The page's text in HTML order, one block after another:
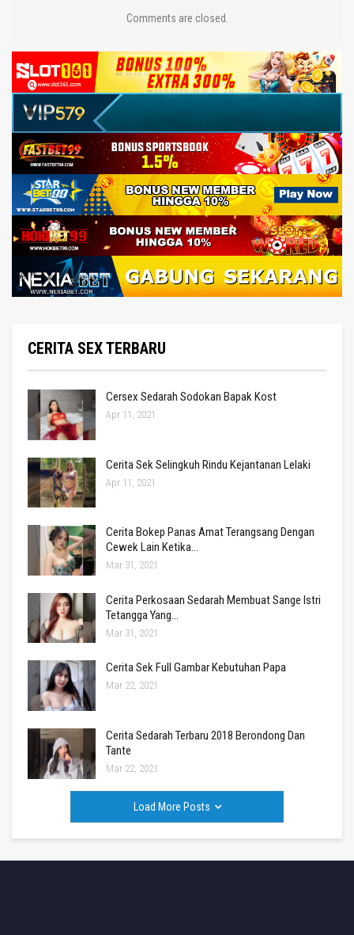
Comments are closed.
CERITA SEX TERBARU
Cersex Sedarah Sodokan Bapak Kost
Apr 11, 2021
Cerita Sek Selingkuh Rindu Kejantanan Lelaki
Apr 11, 2021
Cerita Bokep Panas Amat Terangsang Dengan
Cewek Lain Ketika…
Mar 31, 2021
Cerita Perkosaan Sedarah Membuat Sange Istri
Tetangga Yang…
Mar 31, 2021
Cerita Sek Full Gambar Kebutuhan Papa
Mar 22, 2021
Cerita Sedarah Terbaru 2018 Berondong Dan
Tante
Mar 22, 2021
Load More Posts